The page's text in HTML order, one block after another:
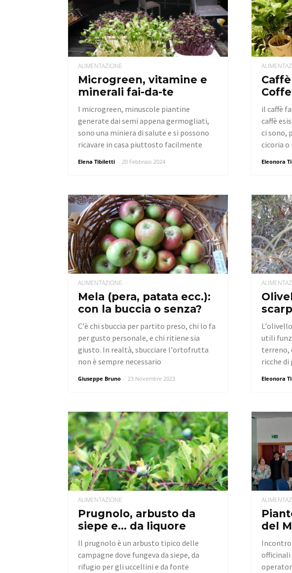
ALIMENTAZIONE
Microgreen, vitamine e
minerali fai-da-te
Elena Tibiletti - 20 Febbraio 2024
I microgreen, minuscole piantine
generate dai semi appena germogliati,
sono una miniera di salute e si possono
ricavare in casa piuttosto facilmente
Eleonora
il caffè
caffè
ci sono,
cicoria o
ALIMENTAZIONE
Mela (pera, patata ecc.):
con la buccia o senza?
Giuseppe Bruno - 23 Novembre 2023
C'è chi sbuccia per partito preso, chi lo fa
per gusto personale, e chi ritiene sia
giusto. In realtà, sbucciare l'ortofrutta
non è sempre necessario
Eleonora
utili
terreno,
ricche
ALIMENTAZIONE
Prugnolo, arbusto da
siepe e… da liquore
Il prugnolo è un arbusto tipico delle
campagne dove fungeva da siepe, da
rifugio per gli uccellini e da fonte
del
officinali